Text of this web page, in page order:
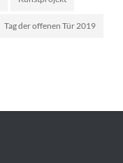
Tag der offenen Tür 2019